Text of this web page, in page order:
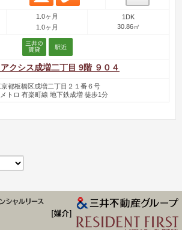
1.0ヶ月
1.0ヶ月
1DK
30.86㎡
クシス成増二丁目 9階 ９０４
京都板橋区成増二丁目２１番６号
トロ 有楽町線 地下鉄成増 徒歩1分